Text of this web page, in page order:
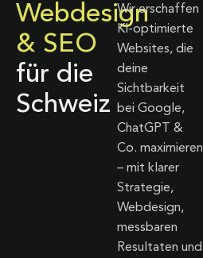
Webdesign
& SEO
für die
Schweiz
Wir erschaffen
KI-optimierte
Websites, die
deine
Sichtbarkeit
bei Google,
ChatGPT &
Co. maximieren
– mit klarer
Strategie,
Webdesign,
messbaren
Resultaten und